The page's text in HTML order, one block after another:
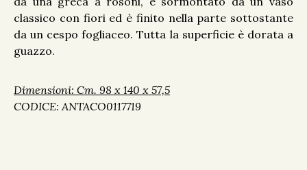
classico con fiori ed è finito nella parte sottostante
da un cespo fogliaceo. Tutta la superficie è dorata a
guazzo.
Dimensioni: Cm. 98 x 140 x 57,5
CODICE: ANTACO0117719